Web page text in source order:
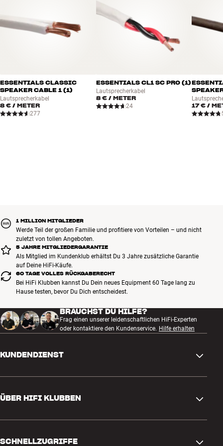
ESSENTIALS CLASSIC
SPEAKER CABLE 1 (1)
Lautsprecherkabel
8 € / METER
277
ESSENTIALS CL1 SC PRO (1)
Lautsprecherkabel
8 €/ METER
24 17 € /
1 MILLION MITGLIEDER
Werde Teil der großen Familie und profitiere von Vorteilen – und nicht
zuletzt von tollen Angeboten.
5 JAHRE MITGLIEDERGARANTIE
Als Mitglied im Kundenklub erhältst Du 3 Jahre zusätzliche Garantie
auf Deine HiFi-Käufe.
60 TAGE VOLLES RÜCKGABERECHT
Bei HiFi Klubben kannst Du Dein neues Equipment 60 Tage lang zu
Hause testen, bevor Du Dich entscheidest.
BRAUCHST DU HILFE?
Frag einen unserer leidenschaftlichen HiFi-Experten
oder kontaktiere den Kundenservice. Hilfe erhalten
KUNDENDIENST
Rückgabe und Reklamation
Bestellung widerrufen
ÜBER HIFI KLUBBEN
SCHNELLZUGRIFFE